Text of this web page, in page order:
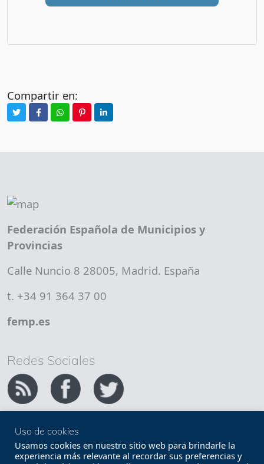
Compartir en:
Federación Española de Municipios y
Provincias
Calle Nuncio 8 28005, Madrid. España
t. +34 91 364 37 00
femp.es
Redes Sociales
Copyright FEMP
Accesibilidad
Uso de cookies
Usamos cookies en nuestro sitio web para brindarle la
experiencia más relevante al recordar sus preferencias y